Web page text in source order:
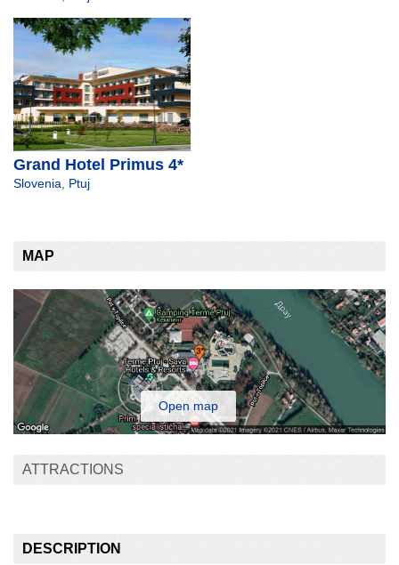
Grand Hotel Primus 4*
Slovenia Ptuj
MAP
Open map
ATTRACTIONS
DESCRIPTION